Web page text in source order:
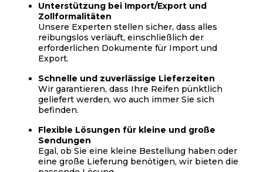
Unterstützung bei Import/Export und
Zollformalitäten
Unsere Experten stellen sicher, dass alles
reibungslos verläuft, einschließlich der
erforderlichen Dokumente für Import und
Export.
Schnelle und zuverlässige Lieferzeiten
Wir garantieren, dass Ihre Reifen pünktlich
geliefert werden, wo auch immer Sie sich
befinden.
Flexible Lösungen für kleine und große
Sendungen
Egal, ob Sie eine kleine Bestellung haben oder
eine große Lieferung benötigen, wir bieten die